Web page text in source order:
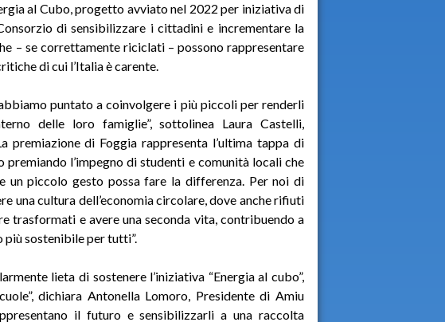
al Cubo, progetto avviato nel 2022 per iniziativa di
di sensibilizzare i cittadini e incrementare la
– se correttamente riciclati – possono rappresentare
di cui l’Italia è carente.
puntato a coinvolgere i più piccoli per renderli
delle loro famiglie”, sottolinea Laura Castelli,
premiazione di Foggia rappresenta l’ultima tappa di
l’impegno di studenti e comunità locali che
un piccolo gesto possa fare la differenza. Per noi di
una cultura dell’economia circolare, dove anche rifiuti
trasformati e avere una seconda vita, contribuendo a
sostenibile per tutti”.
lieta di sostenere l’iniziativa “Energia al cubo”,
dichiara Antonella Lomoro, Presidente di Amiu
il futuro e sensibilizzarli a una raccolta